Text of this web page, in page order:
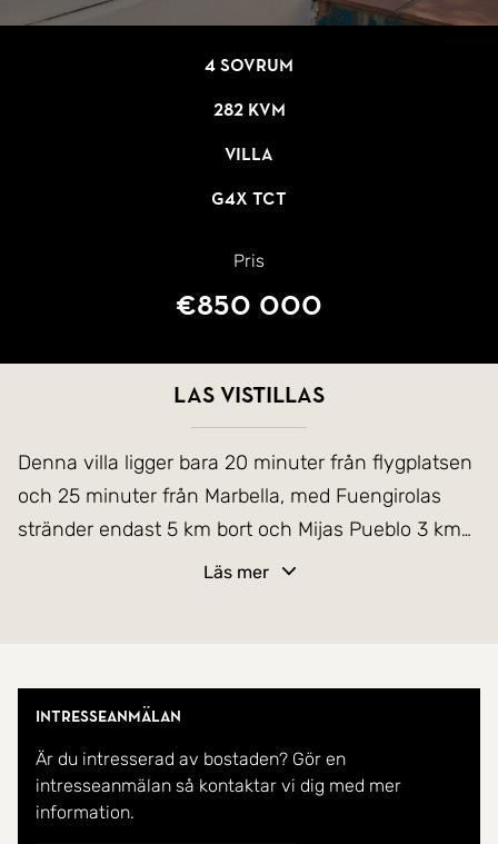
4 sovrum
282 kvm
Villa
G4X TCT
Pris
€850 000
Las Vistillas
Denna villa ligger bara 20 minuter från flygplatsen
och 25 minuter från Marbella, med Fuengirolas
stränder endast 5 km bort och Mijas Pueblo 3 km
från fastigheten. Den har utmärkt
Belägen i en eftertraktad urbanisation är villan en
del av ett charmigt område med privata hem,
internationella grannar och en blandning av
Läs mer
Intresseanmälan
Är du intresserad av bostaden? Gör en
intresseanmälan så kontaktar vi dig med mer
information.